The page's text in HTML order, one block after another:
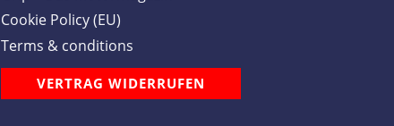
Cookie Policy (EU)
Terms & conditions
VERTRAG WIDERRUFEN